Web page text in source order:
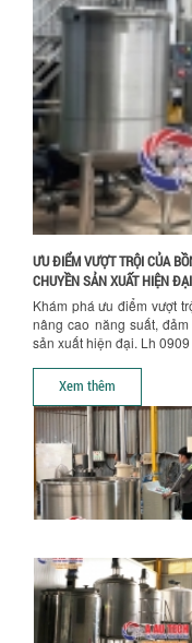
Hướng
ƯU ĐIỂM VƯỢT TRỘI CỦA
CHUYỀN SẢN XUẤT HIỆN ĐẠI
Khám phá ưu điểm vượt
nâng cao năng suất,
sản xuất hiện đại. Lh
Xem thêm